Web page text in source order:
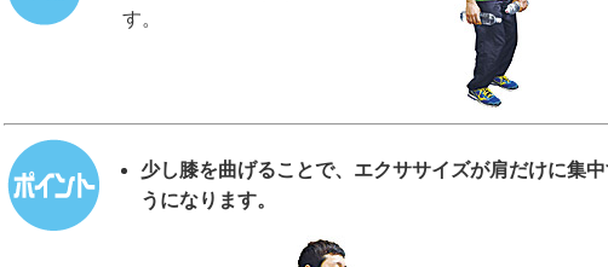
す。
少し膝を曲げることで、エクササイズが肩だけに集
うになります。